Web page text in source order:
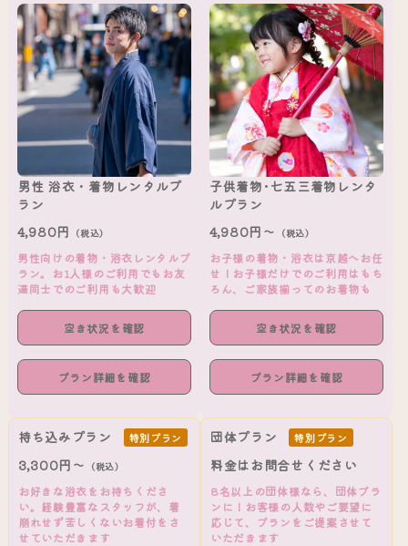
男性 浴衣・着物レンタルプ
ラン
4,980円 （税込）
男性向けの着物・浴衣レンタルプ
ラン。お1人様のご利用でもお友
達同士でのご利用も大歓迎
空き状況を確認
プラン詳細を確認
子供着物･七五三着物レンタ
ルプラン
4,980円～ （税込）
お子様の着物・浴衣は京越へお任
せ！お子様だけでのご利用はもち
ろん、ご家族揃ってのお着物も
空き状況を確認
プラン詳細を確認
持ち込みプラン 特別プラン
3,300円～ （税込）
お好きな浴衣をお持ちくださ
い。経験豊富なスタッフが、着
崩れせず苦しくないお着付をさ
せていただきます
団体プラン 特別プラン
料金はお問合せください
8名以上の団体様なら、団体プラ
ンに！お客様の人数やご要望に
応じて、プランをご提案させて
いただきます